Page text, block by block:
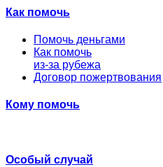
Как помочь
Помочь деньгами
Как помочь
из-за рубежа
Договор пожертвования
Кому помочь
Особый случай